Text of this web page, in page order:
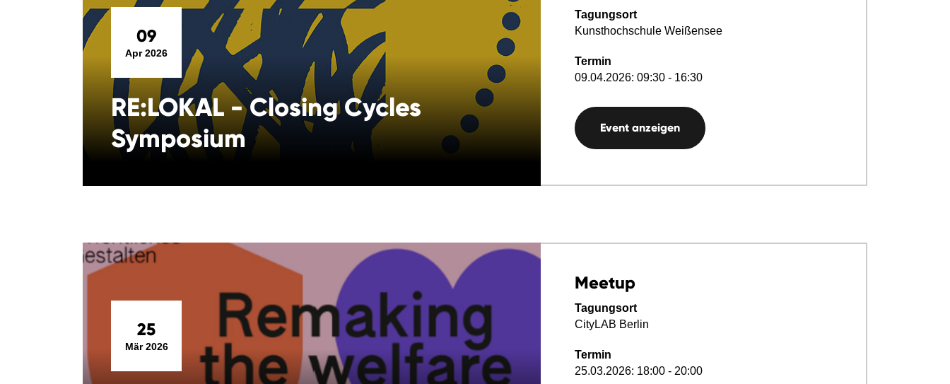
09
Apr 2026
RE:LOKAL - Closing Cycles
Symposium
Tagungsort
Kunsthochschule Weißensee
Termin
09.04.2026: 09:30 - 16:30
Event anzeigen
25
Mär 2026
Meetup
Tagungsort
CityLAB Berlin
Termin
25.03.2026: 18:00 - 20:00